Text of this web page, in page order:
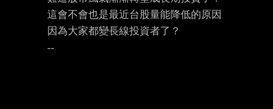
這會不會也是最近台股量能降低的原因
因為大家都變長線投資者了？